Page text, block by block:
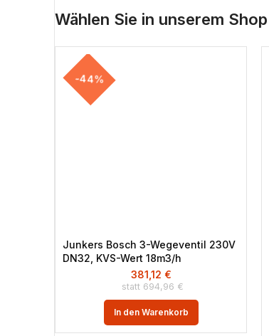
Wählen Sie in unserem Shop
-44%
Junkers Bosch 3-Wegeventil 230V
DN32, KVS-Wert 18m3/h
694,96 €
381,12 €
In den Warenkorb